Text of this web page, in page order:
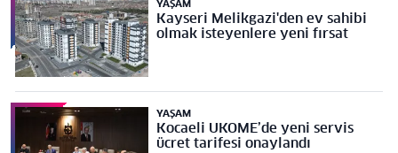
YAŞAM
Kayseri Melikgazi'den ev sahibi
olmak isteyenlere yeni fırsat
YAŞAM
Kocaeli UKOME’de yeni servis
ücret tarifesi onaylandı